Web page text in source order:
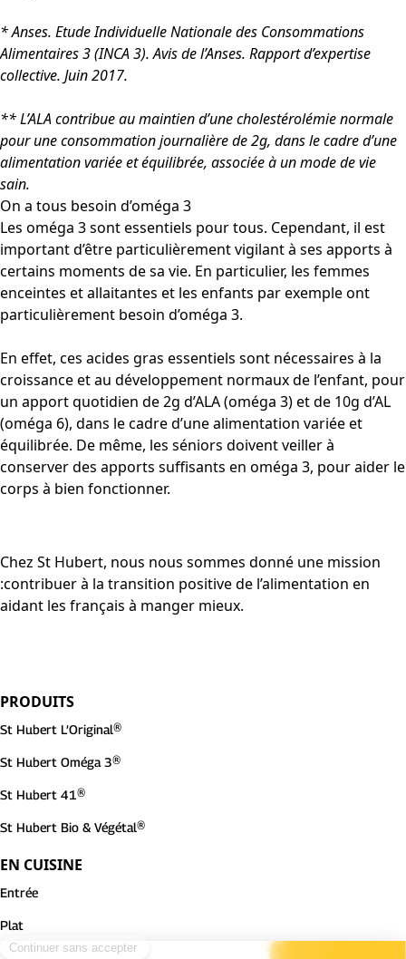
* Anses. Etude Individuelle Nationale des Consommations
Alimentaires 3 (INCA 3). Avis de l’Anses. Rapport d’expertise
collective. Juin 2017.
** L’ALA contribue au maintien d’une cholestérolémie normale
pour une consommation journalière de 2g, dans le cadre d’une
alimentationvariée etéquilibrée, associée à un mode de vie
sain.
On a tous besoin d’oméga 3
Les oméga 3 sont essentiels pour tous. Cependant, il est
important d’être particulièrement vigilant à ses apports à
certains moments de sa vie. En particulier, les femmes
enceintes et allaitantes et les enfants par exemple ont
particulièrement besoin d’oméga 3.
En effet, ces acides gras essentiels sont nécessaires à la
croissance et au développement normaux de l’enfant, pour
un apport quotidien de 2g d’ALA (oméga 3) et de 10g d’AL
(oméga 6), dans le cadre d’une alimentation variée et
équilibrée. De même, les séniors doivent veiller à
conserver des apports suffisants en oméga 3, pour aider le
corps à bien fonctionner.
Chez St Hubert, nous nous sommes donné une mission
:contribuer à la transition positive de l’alimentation en
aidant les français à manger mieux.
PRODUITS
St Hubert L’Original®
St Hubert Oméga 3®
St Hubert 41®
St Hubert Bio & Végétal®
EN CUISINE
Entrée
Plat